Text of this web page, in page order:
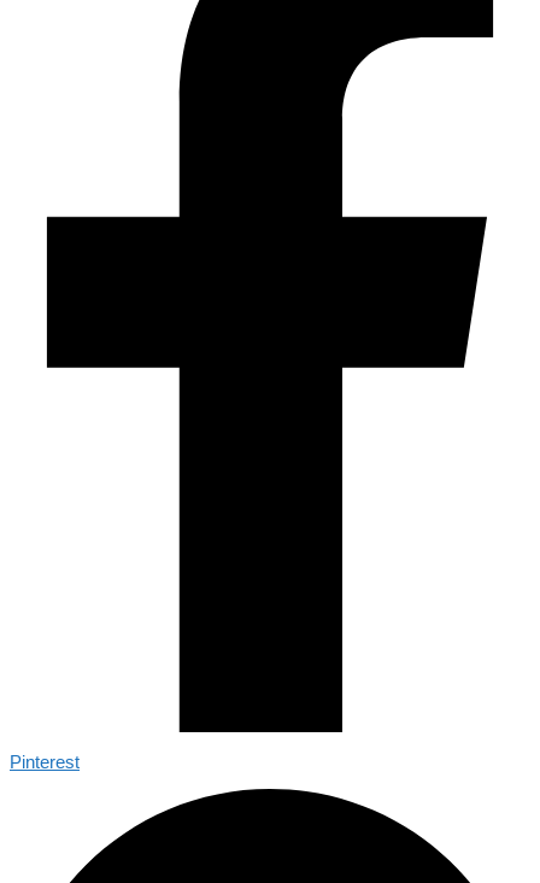
Pinterest